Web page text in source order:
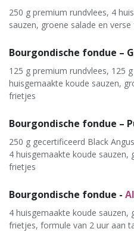
250 g premium rundvlees, 4
sauzen, groene salade en
Bourgondische fondue –
125 g premium rundvlees, 125
huisgemaakte koude sauzen,
frietjes
Bourgondische fondue –
250 g gecertificeerd Black
4 huisgemaakte koude sauzen,
frietjes
Bourgondische fondue -
4 huisgemaakte koude sauzen,
frietjes, formule van 2 uur aan